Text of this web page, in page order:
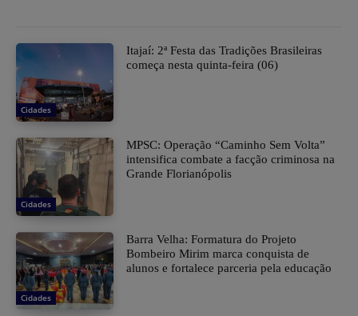
Cidades
​Itajaí: 2ª Festa das Tradições Brasileiras
começa nesta quinta-feira (06)
Cidades
MPSC: Operação “Caminho Sem Volta”
intensifica combate a facção criminosa na
Grande Florianópolis
Cidades
Barra Velha: Formatura do Projeto
Bombeiro Mirim marca conquista de
alunos e fortalece parceria pela educação